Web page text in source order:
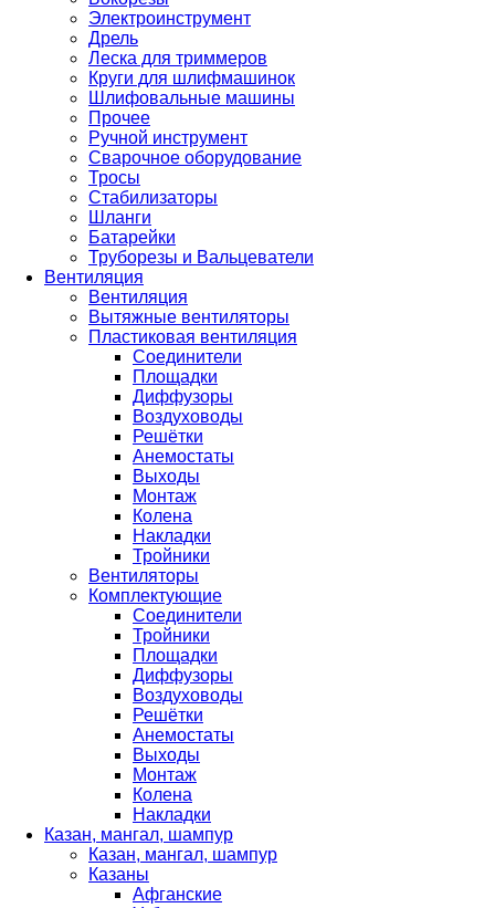
Электроинструмент
Дрель
Леска для триммеров
Круги для шлифмашинок
Шлифовальные машины
Прочее
Ручной инструмент
Сварочное оборудование
Тросы
Стабилизаторы
Шланги
Батарейки
Труборезы и Вальцеватели
Вентиляция
Вентиляция
Вытяжные вентиляторы
Пластиковая вентиляция
Соединители
Площадки
Диффузоры
Воздуховоды
Решётки
Анемостаты
Выходы
Монтаж
Колена
Накладки
Тройники
Вентиляторы
Комплектующие
Соединители
Тройники
Площадки
Диффузоры
Воздуховоды
Решётки
Анемостаты
Выходы
Монтаж
Колена
Накладки
Казан, мангал, шампур
Казан, мангал, шампур
Казаны
Афганские